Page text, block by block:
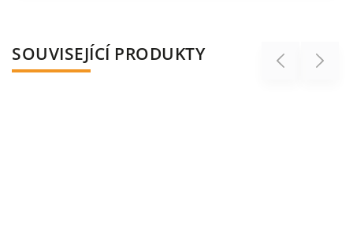
SOUVISEJÍCÍ PRODUKTY Previous Next